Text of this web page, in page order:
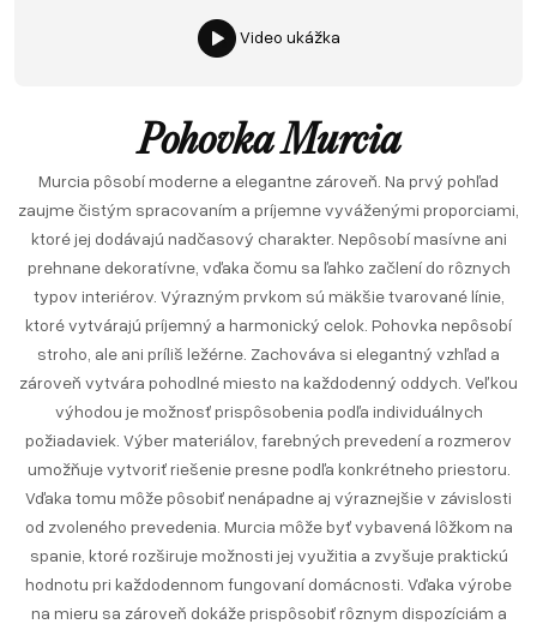
Video ukážka
Pohovka Murcia
Murcia pôsobí moderne a elegantne zároveň. Na prvý pohľad
zaujme čistým spracovaním a príjemne vyváženými proporciami,
ktoré jej dodávajú nadčasový charakter. Nepôsobí masívne ani
prehnane dekoratívne, vďaka čomu sa ľahko začlení do rôznych
typov interiérov. Výrazným prvkom sú mäkšie tvarované línie,
ktoré vytvárajú príjemný a harmonický celok. Pohovka nepôsobí
stroho, ale ani príliš ležérne. Zachováva si elegantný vzhľad a
zároveň vytvára pohodlné miesto na každodenný oddych. Veľkou
výhodou je možnosť prispôsobenia podľa individuálnych
požiadaviek. Výber materiálov, farebných prevedení a rozmerov
umožňuje vytvoriť riešenie presne podľa konkrétneho priestoru.
Vďaka tomu môže pôsobiť nenápadne aj výraznejšie v závislosti
od zvoleného prevedenia. Murcia môže byť vybavená lôžkom na
spanie, ktoré rozširuje možnosti jej využitia a zvyšuje praktickú
hodnotu pri každodennom fungovaní domácnosti. Vďaka výrobe
na mieru sa zároveň dokáže prispôsobiť rôznym dispozíciám a